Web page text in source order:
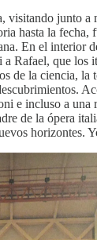
visitando junto
hasta la fecha,
En el interior
Rafael, que los
de la ciencia,
e incluso a
de la ópera
horizontes.